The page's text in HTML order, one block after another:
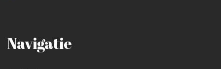
Navigatie